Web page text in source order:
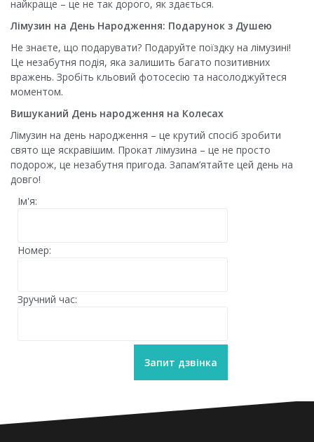
найкраще – це не так дорого, як здається.
Лімузин на День Народження: Подарунок з Душею
Не знаєте, що подарувати? Подаруйте поїздку на лімузині!
Це незабутня подія, яка залишить багато позитивних
вражень. Зробіть кльовий фотосесію та насолоджуйтеся
моментом.
Вишуканий День народження на Колесах
Лімузин на день народження – це крутий спосіб зробити
свято ще яскравішим. Прокат лімузина – це не просто
подорож, це незабутня пригода. Запам’ятайте цей день на
довго!
Ім'я:
Номер:
Зручний час: